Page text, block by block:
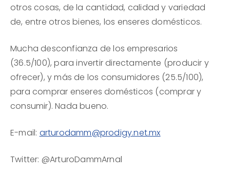
otros cosas, de la cantidad, calidad y variedad
de, entre otros bienes, los enseres domésticos.
Mucha desconfianza de los empresarios
(36.5/100), para invertir directamente (producir y
ofrecer), y más de los consumidores (25.5/100),
para comprar enseres domésticos (comprar y
consumir). Nada bueno.
E-mail: arturodamm@prodigy.net.mx
Twitter: @ArturoDammArnal